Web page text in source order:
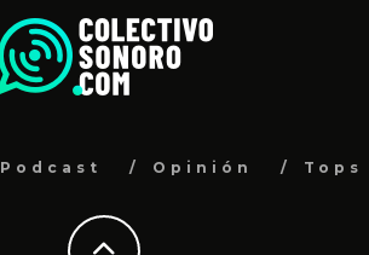
Podcast Opinión Tops